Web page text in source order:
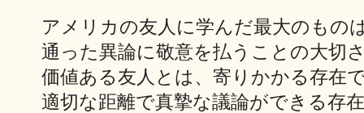
アメリカの友人に学んだ最大のもの
通った異論に敬意を払うことの大切
価値ある友人とは、寄りかかる存在
適切な距離で真摯な議論ができる存